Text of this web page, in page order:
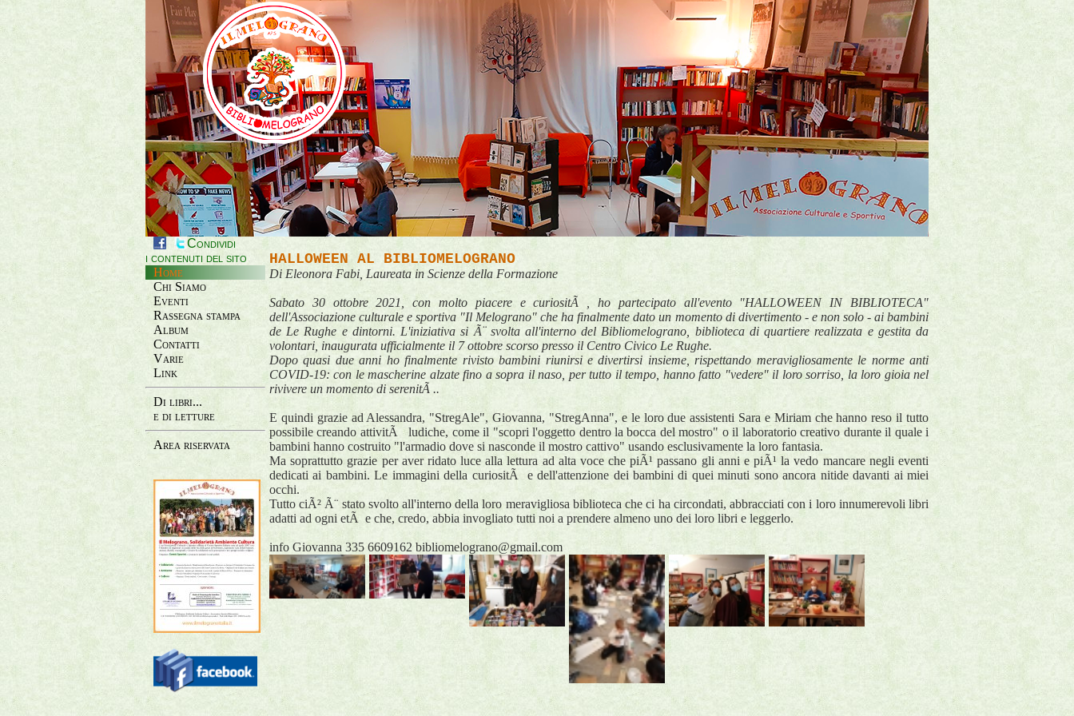
Condividi
i contenuti del sito
Home
Chi Siamo
Eventi
Rassegna stampa
Album
Contatti
Varie
Link
Di libri...
e di letture
Area riservata
HALLOWEEN AL BIBLIOMELOGRANO
Di Eleonora Fabi, Laureata in Scienze della Formazione
Sabato 30 ottobre 2021, con molto piacere e curiositÃ , ho partecipato all'evento "HALLOWEEN IN BIBLIOTECA"
dell'Associazione culturale e sportiva "Il Melograno" che ha finalmente dato un momento di divertimento - e non solo - ai bambini
de Le Rughe e dintorni. L'iniziativa si Ã¨ svolta all'interno del Bibliomelograno, biblioteca di quartiere realizzata e gestita da
volontari, inaugurata ufficialmente il 7 ottobre scorso presso il Centro Civico Le Rughe.
Dopo quasi due anni ho finalmente rivisto bambini riunirsi e divertirsi insieme, rispettando meravigliosamente le norme anti
COVID-19: con le mascherine alzate fino a sopra il naso, per tutto il tempo, hanno fatto "vedere" il loro sorriso, la loro gioia nel
rivivere un momento di serenitÃ ..
E quindi grazie ad Alessandra, "StregAle", Giovanna, "StregAnna", e le loro due assistenti Sara e Miriam che hanno reso il tutto
possibile creando attivitÃ ludiche, come il "scopri l'oggetto dentro la bocca del mostro" o il laboratorio creativo durante il quale i
bambini hanno costruito "l'armadio dove si nasconde il mostro cattivo" usando esclusivamente la loro fantasia.
Ma soprattutto grazie per aver ridato luce alla lettura ad alta voce che piÃ¹ passano gli anni e piÃ¹ la vedo mancare negli eventi
dedicati ai bambini. Le immagini della curiositÃ e dell'attenzione dei bambini di quei minuti sono ancora nitide davanti ai miei
occhi.
Tutto ciÃ² Ã¨ stato svolto all'interno della loro meravigliosa biblioteca che ci ha circondati, abbracciati con i loro innumerevoli libri
adatti ad ogni etÃ e che, credo, abbia invogliato tutti noi a prendere almeno uno dei loro libri e leggerlo.
info Giovanna 335 6609162 bibliomelograno@gmail.com